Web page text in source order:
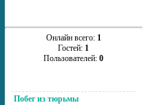
Онлайн всего: 1
Гостей: 1
Пользователей:0
Побег из тюрьмы